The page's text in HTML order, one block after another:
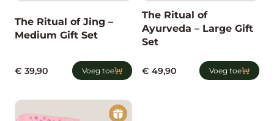
The Ritual of Jing –
Medium Gift Set
Voeg toe
€ 39,90
The Ritual of
Ayurveda – Large Gift
Set
Voeg toe
€ 49,90